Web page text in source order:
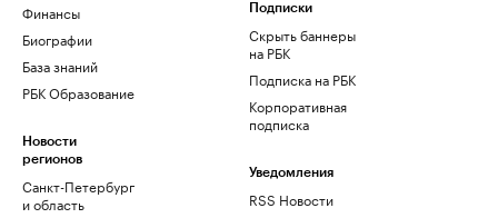
Финансы
Биографии
База знаний
РБК Образование
Новости
регионов
Санкт-Петербург
и область
Подписки
Скрыть баннеры
на РБК
Подписка на РБК
Корпоративная
подписка
Уведомления
RSS Новости